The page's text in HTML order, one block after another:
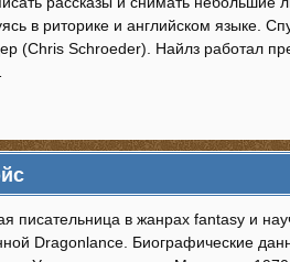
в риторике и английском языке.
(Chris Schroeder). Найлз работал
писательница в жанрах fantasy и
Dragonlance. Биографические